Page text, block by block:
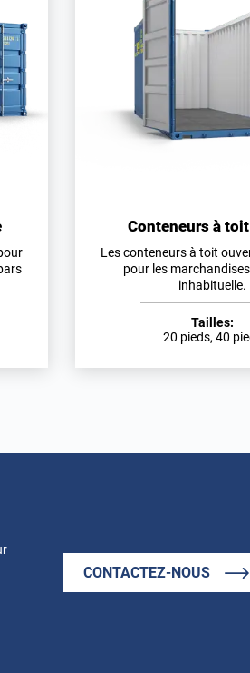
Conteneurs à
Les conteneurs à toit
pour les
inhabituelle.
Tailles:
20 pieds, 40
CONTACTEZ-NOUS